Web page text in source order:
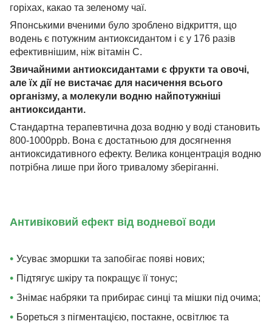
горіхах, какао та зеленому чаї.
Японськими вченими було зроблено відкриття, що
водень є потужним антиоксидантом і є у 176 разів
ефективнішим, ніж вітамін С.
Звичайними антиоксидантами є фрукти та овочі,
але їх дії не вистачає для насичення всього
організму, а молекули водню найпотужніші
антиоксиданти.
Стандартна терапевтична доза водню у воді становить
800-1000ppb. Вона є достатньою для досягнення
антиоксидативного ефекту. Велика концентрація водню
потрібна лише при його тривалому зберіганні.
Антивіковий ефект від водневої води
• Усуває зморшки та запобігає появі нових;
• Підтягує шкіру та покращує її тонус;
• Знімає набряки та прибирає синці та мішки під очима;
• Бореться з пігментацією, постакне, освітлює та